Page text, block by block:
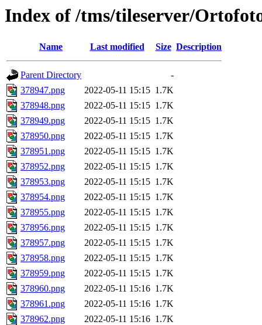
Index of /tms/tileserver/
Name Last modified Size Description
Parent Directory
-
378947.png
2022-05-11 15:15 1.7K
378948.png
2022-05-11 15:15 1.7K
378949.png
2022-05-11 15:15 1.7K
378950.png
2022-05-11 15:15 1.7K
378951.png
2022-05-11 15:15 1.7K
378952.png
2022-05-11 15:15 1.7K
378953.png
2022-05-11 15:15 1.7K
378954.png
2022-05-11 15:15 1.7K
378955.png
2022-05-11 15:15 1.7K
378956.png
2022-05-11 15:15 1.7K
378957.png
2022-05-11 15:15 1.7K
378958.png
2022-05-11 15:15 1.7K
378959.png
2022-05-11 15:15 1.7K
378960.png
2022-05-11 15:16 1.7K
378961.png
2022-05-11 15:16 1.7K
378962.png
2022-05-11 15:16 1.7K